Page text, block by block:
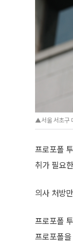
▲서울 서초구
프로포폴
취가 필요
의사 처방
프로포폴
프로포폴